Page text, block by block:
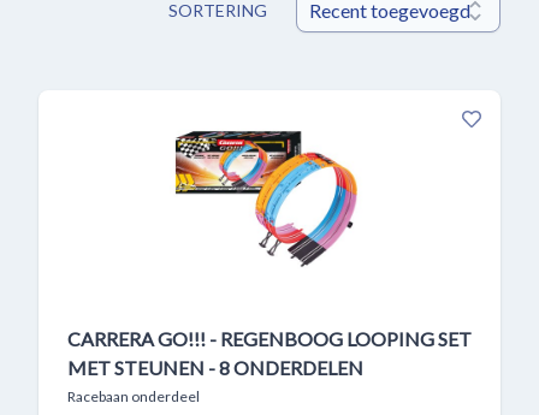
SORTERING
CARRERA GO!!! - REGENBOOG LOOPING SET
MET STEUNEN - 8 ONDERDELEN
Racebaan onderdeel